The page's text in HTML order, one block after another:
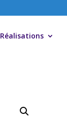
Réalisations